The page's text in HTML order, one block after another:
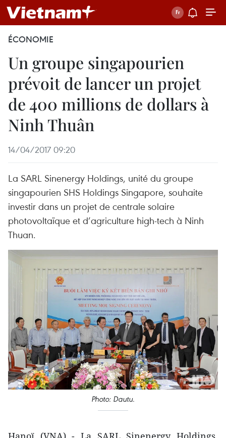
ÉCONOMIE
Un groupe singapourien
prévoit de lancer un projet
de 400 millions de dollars à
Ninh Thuân
14/04/2017 09:20
La SARL Sinenergy Holdings, unité du groupe
singapourien SHS Holdings Singapore, souhaite
investir dans un projet de centrale solaire
photovoltaïque et d’agriculture high-tech à Ninh
Thuan.
Photo: Dautu.